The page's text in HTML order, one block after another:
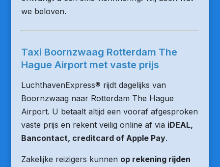
we beloven.
Taxi Boornzwaag Rotterdam The
Hague Airport met vaste prijs
LuchthavenExpress® rijdt dagelijks van
Boornzwaag naar Rotterdam The Hague
Airport. U betaalt altijd een vooraf afgesproken
vaste prijs en rekent veilig online af via iDEAL,
Bancontact, creditcard of Apple Pay.
Zakelijke reizigers kunnen op rekening rijden